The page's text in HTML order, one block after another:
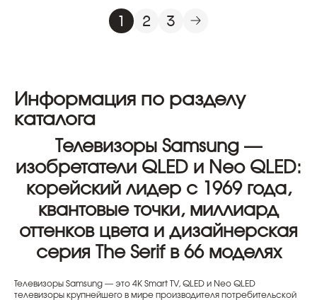
1 2 3
Информация по разделу
каталога
Телевизоры Samsung —
изобретатели QLED и Neo QLED:
корейский лидер с 1969 года,
квантовые точки, миллиард
оттенков цвета и дизайнерская
серия The Serif в 66 моделях
Телевизоры Samsung — это 4K Smart TV, QLED и Neo QLED
телевизоры крупнейшего в мире производителя потребительской